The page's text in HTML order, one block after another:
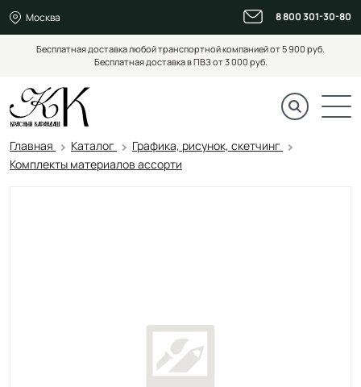
Москва 8 800 301-30-80
Бесплатная доставка любой транспортной компанией от 5 900 руб.
Бесплатная доставка в ПВЗ от 3 000 руб.
Главная Каталог
Графика, рисунок, скетчинг
Комплекты материалов ассорти